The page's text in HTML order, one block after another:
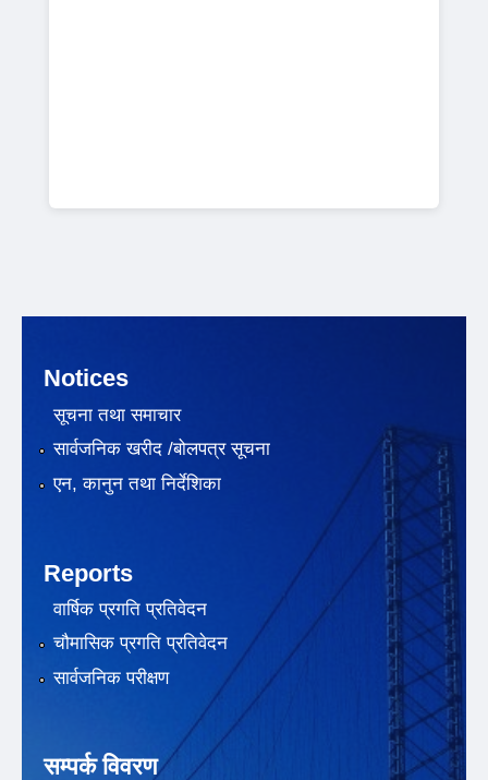
Notices
सूचना तथा समाचार
सार्वजनिक खरीद /बोलपत्र सूचना
एन, कानुन तथा निर्देशिका
Reports
वार्षिक प्रगति प्रतिवेदन
चौमासिक प्रगति प्रतिवेदन
सार्वजनिक परीक्षण
सम्पर्क विवरण